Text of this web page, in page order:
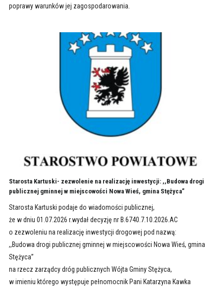
poprawy warunków jej zagospodarowania.
Starosta Kartuski- zezwolenie na realizację inwestycji: ,,Budowa drogi
publicznej gminnej w miejscowości Nowa Wieś, gmina Stężyca”
Starosta Kartuski podaje do wiadomości publicznej,
że w dniu 01.07.2026 r.wydał decyzję nr B.6740.7.10.2026.AC
o zezwoleniu na realizację inwestycji drogowej pod nazwą:
,,Budowa drogi publicznej gminnej w miejscowości Nowa Wieś, gmina
Stężyca”
na rzecz zarządcy dróg publicznych Wójta Gminy Stężyca,
w imieniu którego występuje pełnomocnik Pani Katarzyna Kawka